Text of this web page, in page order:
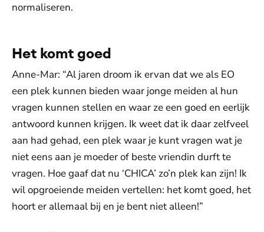
normaliseren.
Het komt goed
Anne-Mar: “Al jaren droom ik ervan dat we als EO
een plek kunnen bieden waar jonge meiden al hun
vragen kunnen stellen en waar ze een goed en eerlijk
antwoord kunnen krijgen. Ik weet dat ik daar zelfveel
aan had gehad, een plek waar je kunt vragen wat je
niet eens aan je moeder of beste vriendin durft te
vragen. Hoe gaaf dat nu ‘CHICA’ zo’n plek kan zijn! Ik
wil opgroeiende meiden vertellen: het komt goed, het
hoort er allemaal bij en je bent niet alleen!”